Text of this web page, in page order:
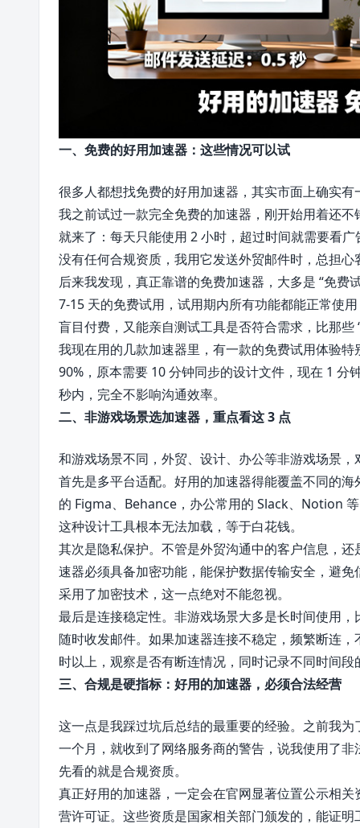
一、免费的好用加速器：这些情况可以试
很多人都想找免费的好用加速器，其实市面上确实有
我之前试过一款完全免费的加速器，刚开始用着还
就来了：每天只能使用 2 小时，超过时间就需要看
没有任何合规资质，我用它发送外贸邮件时，总担心
后来我发现，真正靠谱的免费加速器，大多是 “免
7-15 天的免费试用，试用期内所有功能都能正常使
盲目付费，又能亲自测试工具是否符合需求，比那些
我现在用的几款加速器里，有一款的免费试用体验
90%，原本需要 10 分钟同步的设计文件，现在 1
秒内，完全不影响沟通效率。
二、非游戏场景选加速器，重点看这 3 点
和游戏场景不同，外贸、设计、办公等非游戏场景，
首先是多平台适配。好用的加速器得能覆盖不同的
的 Figma、Behance，办公常用的 Slack、Notion
这种设计工具根本无法加载，等于白花钱。
其次是隐私保护。不管是外贸沟通中的客户信息，
速器必须具备加密功能，能保护数据传输安全，避
采用了加密技术，这一点绝对不能忽视。
最后是连接稳定性。非游戏场景大多是长时间使用
随时收发邮件。如果加速器连接不稳定，频繁断连
时以上，观察是否有断连情况，同时记录不同时间
三、合规是硬指标：好用的加速器，必须合法经营
这一点是我踩过坑后总结的最重要的经验。之前我
一个月，就收到了网络服务商的警告，说我使用了
先看的就是合规资质。
真正好用的加速器，一定会在官网显著位置公示相
营许可证。这些资质是国家相关部门颁发的，能证